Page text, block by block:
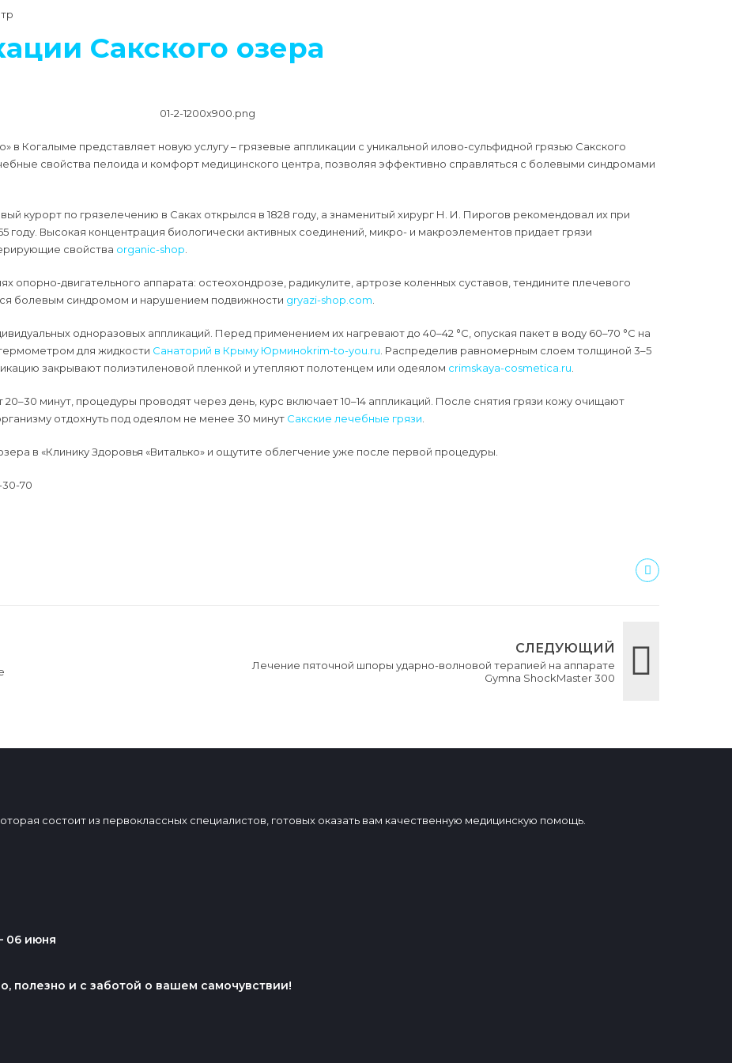
Сакского озера
в Когалыме представляет новую услугу – грязевые аппликации с уникальной илово-сульфидной грязью Сакского
свойства пелоида и комфорт медицинского центра, позволяя эффективно справляться с болевыми синдромами
курорт по грязелечению в Саках открылся в 1828 году, а знаменитый хирург Н. И. Пирогов рекомендовал их при
году. Высокая концентрация биологически активных соединений, микро- и макроэлементов придает грязи
свойства organic-shop
опорно-двигательного аппарата: остеохондрозе, радикулите, артрозе коленных суставов, тендините плечевого
болевым синдромом и нарушением подвижности gryazi-shop.com
одноразовых аппликаций. Перед применением их нагревают до 40–42 °C, опуская пакет в воду 60–70 °C на
для жидкости Санаторий в Крыму Юрминоkrim-to-you.ru . Распределив равномерным слоем толщиной 3–5
закрывают полиэтиленовой пленкой и утепляют полотенцем или одеялом crimskaya-cosmetica.ru
минут, процедуры проводят через день, курс включает 10–14 аппликаций. После снятия грязи кожу очищают
отдохнуть под одеялом не менее 30 минут Сакские лечебные грязи
в «Клинику Здоровья «Виталько» и ощутите облегчение уже после первой процедуры.
30-70
СЛЕДУЮЩИЙ
Лечение пяточной шпоры ударно-волновой терапией на аппарате
Gymna ShockMaster 300
состоит из первоклассных специалистов, готовых оказать вам качественную медицинскую помощь.
06 июня
полезно и с заботой о вашем самочувствии!